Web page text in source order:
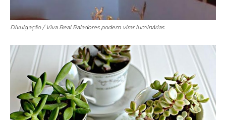
Divulgação / Viva RealRaladores podem virar luminárias.